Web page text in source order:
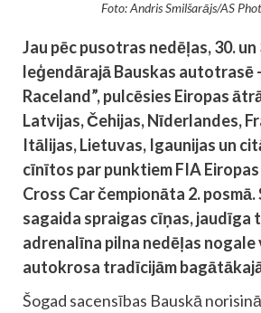
Foto: Andris Smilšarājs/AS
Jau pēc pusotras nedēļas, 30. un
leģendārajā Bauskas autotrasē
Raceland”, pulcēsies Eiropas
Latvijas, Čehijas, Nīderlandes,
Itālijas, Lietuvas, Igaunijas un
cīnītos par punktiem FIA
Cross Car čempionāta 2.
sagaida spraigas cīņas, jaudīga
adrenalīna pilna nedēļas nogale
autokrosa tradīcijām
Šogad sacensības Bauskā